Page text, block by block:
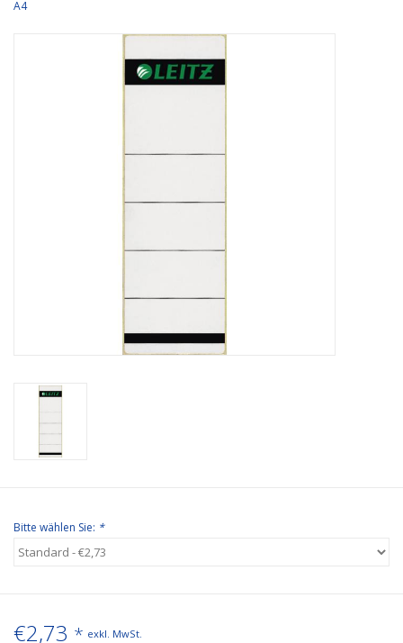
A4
Bitte wählen Sie: *
€2,73 * exkl. MwSt.